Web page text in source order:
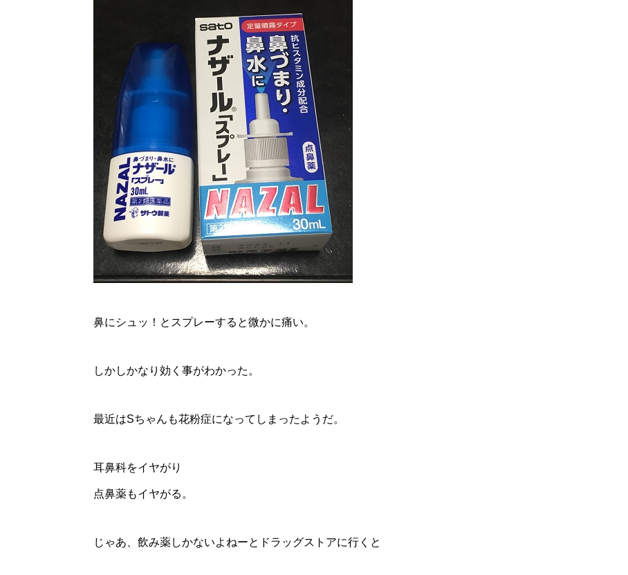
鼻にシュッ！とスプレーすると微かに痛い。
しかしかなり効く事がわかった。
最近はSちゃんも花粉症になってしまったようだ。
耳鼻科をイヤがり
点鼻薬もイヤがる。
じゃあ、飲み薬しかないよねーとドラッグストアに行くと